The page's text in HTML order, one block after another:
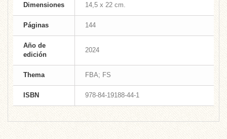
Dimensiones 14,5 x 22 cm.
Páginas 144
Año de
edición
2024
Thema FBA; FS
ISBN 978-84-19188-44-1